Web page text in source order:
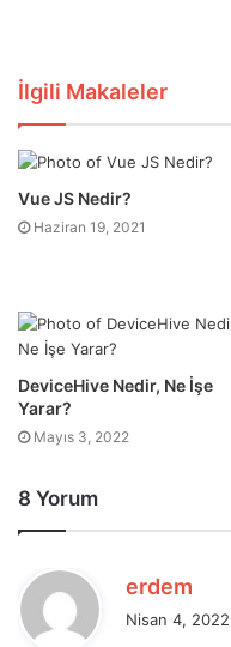
İlgili Makaleler
Vue JS Nedir?
Haziran 19, 2021
DeviceHive Nedir, Ne İşe
Yarar?
Mayıs 3, 2022
8 Yorum
erdem
Nisan 4,